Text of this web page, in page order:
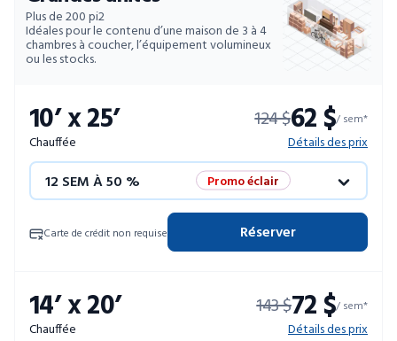
Plus de 200 pi2
Idéales pour le contenu d’une maison de 3 à 4
chambres à coucher, l’équipement volumineux
ou les stocks.
10’ x 25’
Chauffée
124 $62 $/ sem*
Détails des prix
12 SEM À 50 % Promo éclair
Unités limitées
Carte de crédit non requise Réserver
14’ x 20’
Chauffée
143 $72 $/ sem*
Détails des prix